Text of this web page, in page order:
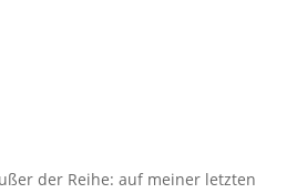
der Reihe: auf meiner letzten